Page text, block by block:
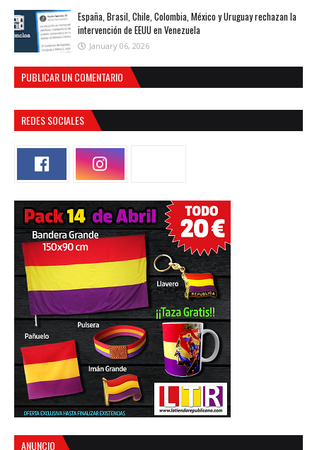
España, Brasil, Chile, Colombia, México y Uruguay rechazan la
intervención de EEUU en Venezuela
January 06, 2026
PUBLICAR UN COMENTARIO
REDES SOCIALES
ANUNCIO